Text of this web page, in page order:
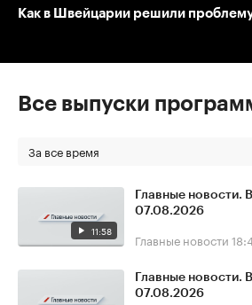
Как в Швейцарии решили
Все выпуски
За все время
11:58
Главные новости.
07.08.2026
Главные новости
Главные новости.
07.08.2026